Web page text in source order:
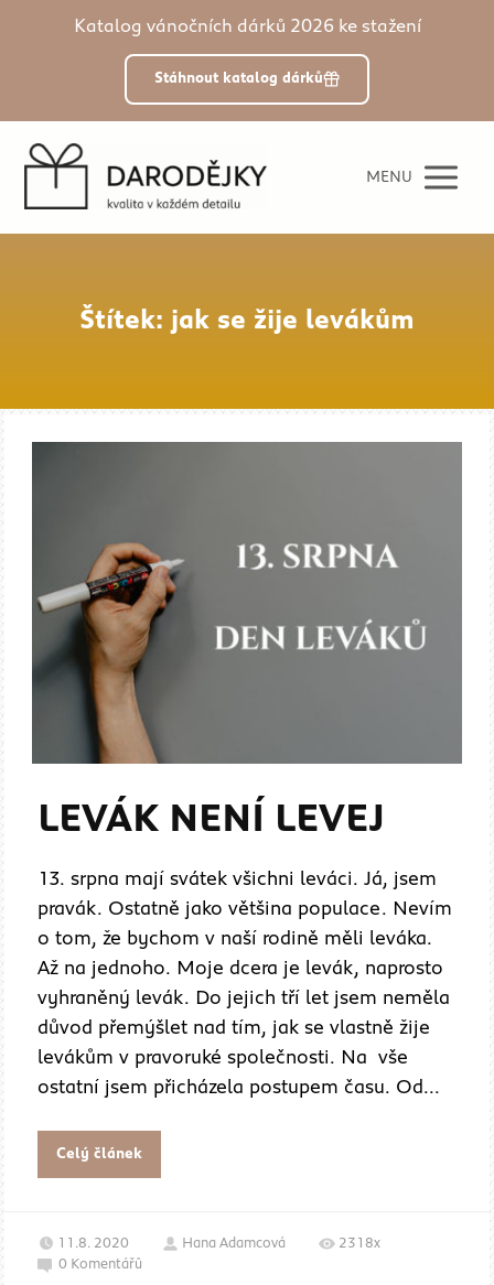
Katalog vánočních dárků 2026 ke stažení
Stáhnout katalog dárků
MENU
Štítek: jak se žije levákům
LEVÁK NENÍ LEVEJ
13. srpna mají svátek všichni leváci. Já, jsem
pravák. Ostatně jako většina populace. Nevím
o tom, že bychom v naší rodině měli leváka.
Až na jednoho. Moje dcera je levák, naprosto
vyhraněný levák. Do jejich tří let jsem neměla
důvod přemýšlet nad tím, jak se vlastně žije
levákům v pravoruké společnosti. Na vše
ostatní jsem přicházela postupem času. Od...
Celý článek
11.8. 2020 Hana Adamcová
2318x
0 Komentářů